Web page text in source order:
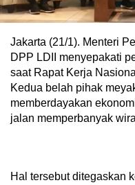
Jakarta (21/1). Menteri
DPP LDII menyepakati
saat Rapat Kerja
Kedua belah pihak
memberdayakan
jalan memperbanyak
Hal tersebut ditegaskan